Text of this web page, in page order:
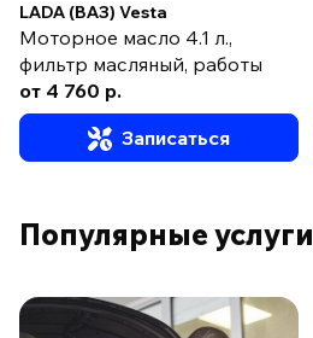
LADA (ВАЗ) Vesta
Моторное масло 4.1 л.,
фильтр масляный, работы
от 4 760 р.
Записаться
Популярные услуги